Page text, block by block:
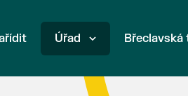
Úřad Břeclavská